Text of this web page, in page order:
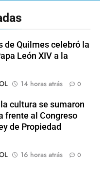
de Quilmes celebró la
León XIV a la
14 horas atrás 0
cultura se sumaron
frente al Congreso
de Propiedad
16 horas atrás 0